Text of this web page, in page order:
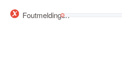
Foutmeldingen